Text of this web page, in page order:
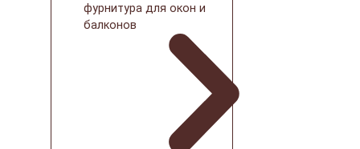
фурнитура для окон и
балконов